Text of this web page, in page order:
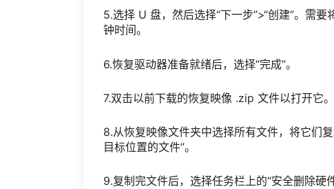
5.选择 U 盘，然后选择“下一步”>“创建”。需
钟时间。
6.恢复驱动器准备就绪后，选择“完成”。
7.双击以前下载的恢复映像 .zip 文件以打开它。
8.从恢复映像文件夹中选择所有文件，将它们
目标位置的文件”。
9.复制完文件后，选择任务栏上的“安全删除硬